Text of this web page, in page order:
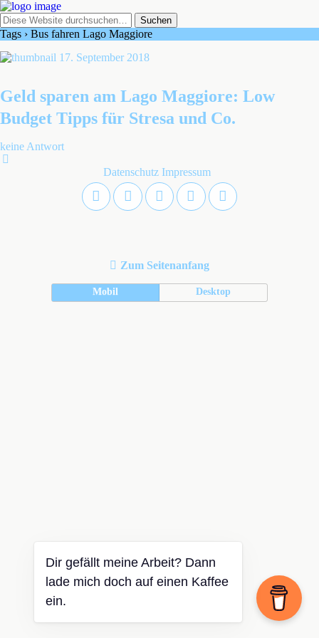
Tags › Bus fahren Lago Maggiore
17. September 2018
Geld sparen am Lago Maggiore: Low
Budget Tipps für Stresa und Co.
keine Antwort
Datenschutz Impressum
Zum Seitenanfang
Mobil Desktop
Dir gefällt meine Arbeit? Dann
lade mich doch auf einen Kaffee
ein.